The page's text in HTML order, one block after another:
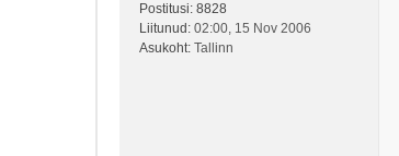
Postitusi: 8828
Liitunud: 02:00, 15 Nov 2006
Asukoht: Tallinn